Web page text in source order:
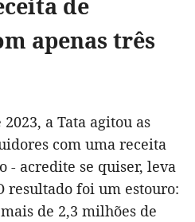
de
apenas três
a Tata agitou as
com uma receita
- acredite se quiser, leva
resultado foi um estouro:
de 2,3 milhões de